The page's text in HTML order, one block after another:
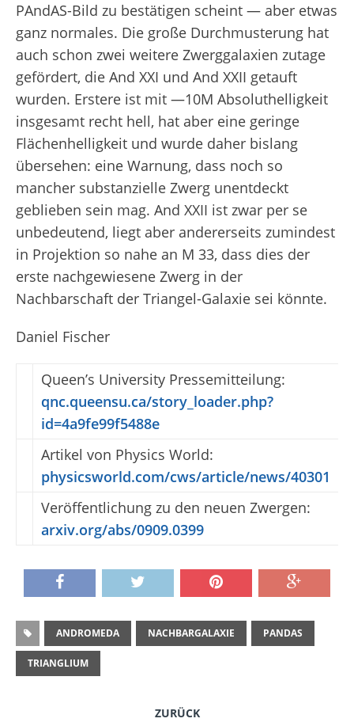
PAndAS-Bild zu bestätigen scheint — aber etwas
ganz normales. Die große Durchmusterung hat
auch schon zwei weitere Zwerggalaxien zutage
gefördert, die And XXI und And XXII getauft
wurden. Erstere ist mit —10M Absoluthelligkeit
insgesamt recht hell, hat aber eine geringe
Flächenhelligkeit und wurde daher bislang
übersehen: eine Warnung, dass noch so
mancher substanzielle Zwerg unentdeckt
geblieben sein mag. And XXII ist zwar per se
unbedeutend, liegt aber andererseits zumindest
in Projektion so nahe an M 33, dass dies der
erste nachgewiesene Zwerg in der
Nachbarschaft der Triangel-Galaxie sei könnte.
Daniel Fischer
Queen’s University Pressemitteilung:
qnc.queensu.ca/story_loader.php?
id=4a9fe99f5488e
Artikel von Physics World:
physicsworld.com/cws/article/news/40301
Veröffentlichung zu den neuen Zwergen:
arxiv.org/abs/0909.0399
ANDROMEDA NACHBARGALAXIE PANDAS
TRIANGLIUM
ZURÜCK